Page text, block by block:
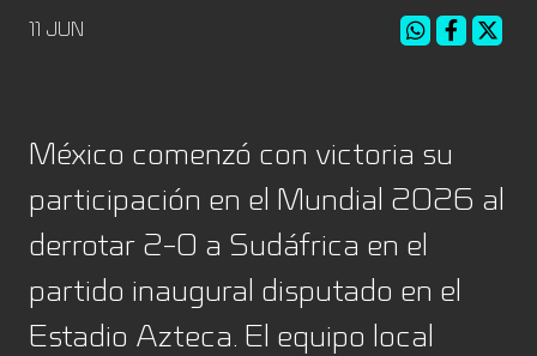
11 JUN
México comenzó con victoria su
participación en el Mundial 2026 al
derrotar 2-0 a Sudáfrica en el
partido inaugural disputado en el
Estadio Azteca. El equipo local